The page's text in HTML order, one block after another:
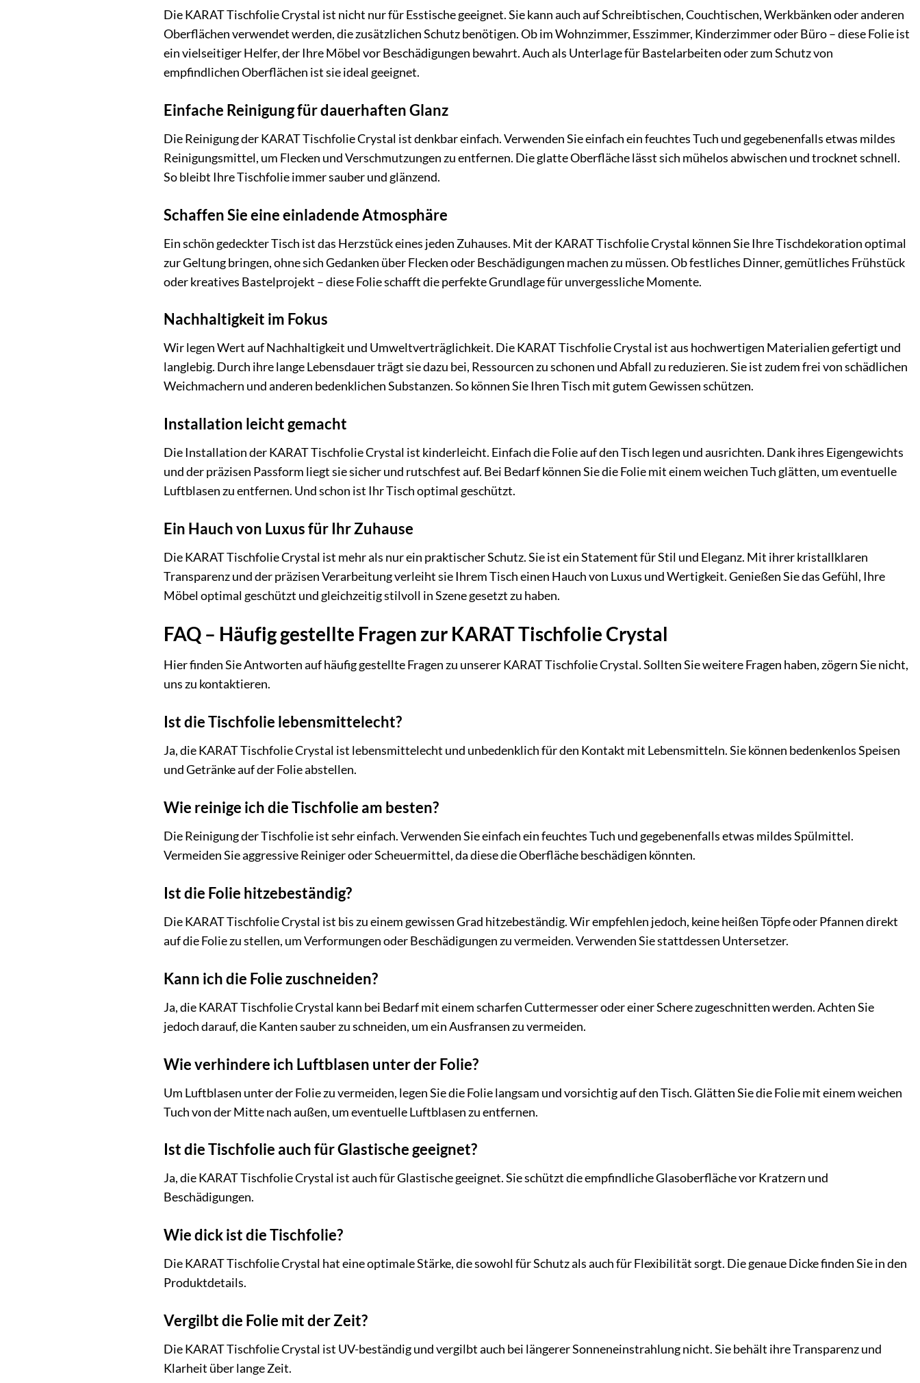
Die KARAT Tischfolie Crystal ist nicht nur für Esstische geeignet. Sie kann auch auf Schreibtischen, Couchtischen, Werkbänken oder anderen
Oberflächen verwendet werden, die zusätzlichen Schutz benötigen. Ob im Wohnzimmer, Esszimmer, Kinderzimmer oder Büro – diese Folie ist
ein vielseitiger Helfer, der Ihre Möbel vor Beschädigungen bewahrt. Auch als Unterlage für Bastelarbeiten oder zum Schutz von
empfindlichen Oberflächen ist sie ideal geeignet.
Einfache Reinigung für dauerhaften Glanz
Die Reinigung der KARAT Tischfolie Crystal ist denkbar einfach. Verwenden Sie einfach ein feuchtes Tuch und gegebenenfalls etwas mildes
Reinigungsmittel, um Flecken und Verschmutzungen zu entfernen. Die glatte Oberfläche lässt sich mühelos abwischen und trocknet schnell.
So bleibt Ihre Tischfolie immer sauber und glänzend.
Schaffen Sie eine einladende Atmosphäre
Ein schön gedeckter Tisch ist das Herzstück eines jeden Zuhauses. Mit der KARAT Tischfolie Crystal können Sie Ihre Tischdekoration optimal
zur Geltung bringen, ohne sich Gedanken über Flecken oder Beschädigungen machen zu müssen. Ob festliches Dinner, gemütliches Frühstück
oder kreatives Bastelprojekt – diese Folie schafft die perfekte Grundlage für unvergessliche Momente.
Nachhaltigkeit im Fokus
Wir legen Wert auf Nachhaltigkeit und Umweltverträglichkeit. Die KARAT Tischfolie Crystal ist aus hochwertigen Materialien gefertigt und
langlebig. Durch ihre lange Lebensdauer trägt sie dazu bei, Ressourcen zu schonen und Abfall zu reduzieren. Sie ist zudem frei von schädlichen
Weichmachern und anderen bedenklichen Substanzen. So können Sie Ihren Tisch mit gutem Gewissen schützen.
Installation leicht gemacht
Die Installation der KARAT Tischfolie Crystal ist kinderleicht. Einfach die Folie auf den Tisch legen und ausrichten. Dank ihres Eigengewichts
und der präzisen Passform liegt sie sicher und rutschfest auf. Bei Bedarf können Sie die Folie mit einem weichen Tuch glätten, um eventuelle
Luftblasen zu entfernen. Und schon ist Ihr Tisch optimal geschützt.
Ein Hauch von Luxus für Ihr Zuhause
Die KARAT Tischfolie Crystal ist mehr als nur ein praktischer Schutz. Sie ist ein Statement für Stil und Eleganz. Mit ihrer kristallklaren
Transparenz und der präzisen Verarbeitung verleiht sie Ihrem Tisch einen Hauch von Luxus und Wertigkeit. Genießen Sie das Gefühl, Ihre
Möbel optimal geschützt und gleichzeitig stilvoll in Szene gesetzt zu haben.
FAQ – Häufig gestellte Fragen zur KARAT Tischfolie Crystal
Hier finden Sie Antworten auf häufig gestellte Fragen zu unserer KARAT Tischfolie Crystal. Sollten Sie weitere Fragen haben, zögern Sie nicht,
uns zu kontaktieren.
Ist die Tischfolie lebensmittelecht?
Ja, die KARAT Tischfolie Crystal ist lebensmittelecht und unbedenklich für den Kontakt mit Lebensmitteln. Sie können bedenkenlos Speisen
und Getränke auf der Folie abstellen.
Wie reinige ich die Tischfolie am besten?
Die Reinigung der Tischfolie ist sehr einfach. Verwenden Sie einfach ein feuchtes Tuch und gegebenenfalls etwas mildes Spülmittel.
Vermeiden Sie aggressive Reiniger oder Scheuermittel, da diese die Oberfläche beschädigen könnten.
Ist die Folie hitzebeständig?
Die KARAT Tischfolie Crystal ist bis zu einem gewissen Grad hitzebeständig. Wir empfehlen jedoch, keine heißen Töpfe oder Pfannen direkt
auf die Folie zu stellen, um Verformungen oder Beschädigungen zu vermeiden. Verwenden Sie stattdessen Untersetzer.
Kann ich die Folie zuschneiden?
Ja, die KARAT Tischfolie Crystal kann bei Bedarf mit einem scharfen Cuttermesser oder einer Schere zugeschnitten werden. Achten Sie
jedoch darauf, die Kanten sauber zu schneiden, um ein Ausfransen zu vermeiden.
Wie verhindere ich Luftblasen unter der Folie?
Um Luftblasen unter der Folie zu vermeiden, legen Sie die Folie langsam und vorsichtig auf den Tisch. Glätten Sie die Folie mit einem weichen
Tuch von der Mitte nach außen, um eventuelle Luftblasen zu entfernen.
Ist die Tischfolie auch für Glastische geeignet?
Ja, die KARAT Tischfolie Crystal ist auch für Glastische geeignet. Sie schützt die empfindliche Glasoberfläche vor Kratzern und
Beschädigungen.
Wie dick ist die Tischfolie?
Die KARAT Tischfolie Crystal hat eine optimale Stärke, die sowohl für Schutz als auch für Flexibilität sorgt. Die genaue Dicke finden Sie in den
Produktdetails.
Vergilbt die Folie mit der Zeit?
Die KARAT Tischfolie Crystal ist UV-beständig und vergilbt auch bei längerer Sonneneinstrahlung nicht. Sie behält ihre Transparenz und
Klarheit über lange Zeit.